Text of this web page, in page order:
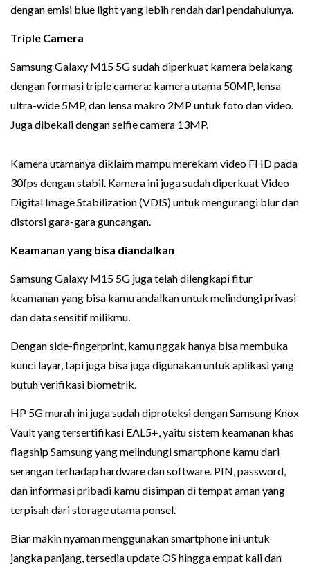
dengan emisi blue light yang lebih rendah dari pendahulunya.
Triple Camera
Samsung Galaxy M15 5G sudah diperkuat kamera belakang
dengan formasi triple camera: kamera utama 50MP, lensa
ultra-wide 5MP, dan lensa makro 2MP untuk foto dan video.
Juga dibekali dengan selfie camera 13MP.
Kamera utamanya diklaim mampu merekam video FHD pada
30fps dengan stabil. Kamera ini juga sudah diperkuat Video
Digital Image Stabilization (VDIS) untuk mengurangi blur dan
distorsi gara-gara guncangan.
Keamanan yang bisa diandalkan
Samsung Galaxy M15 5G juga telah dilengkapi fitur
keamanan yang bisa kamu andalkan untuk melindungi privasi
dan data sensitif milikmu.
Dengan side-fingerprint, kamu nggak hanya bisa membuka
kunci layar, tapi juga bisa juga digunakan untuk aplikasi yang
butuh verifikasi biometrik.
HP 5G murah ini juga sudah diproteksi dengan Samsung Knox
Vault yang tersertifikasi EAL5+, yaitu sistem keamanan khas
flagship Samsung yang melindungi smartphone kamu dari
serangan terhadap hardware dan software. PIN, password,
dan informasi pribadi kamu disimpan di tempat aman yang
terpisah dari storage utama ponsel.
Biar makin nyaman menggunakan smartphone ini untuk
jangka panjang, tersedia update OS hingga empat kali dan